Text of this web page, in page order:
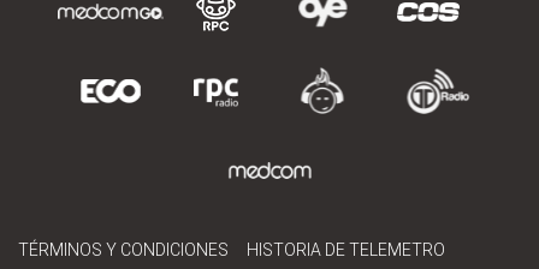
TÉRMINOS Y CONDICIONES HISTORIA DE TELEMETRO